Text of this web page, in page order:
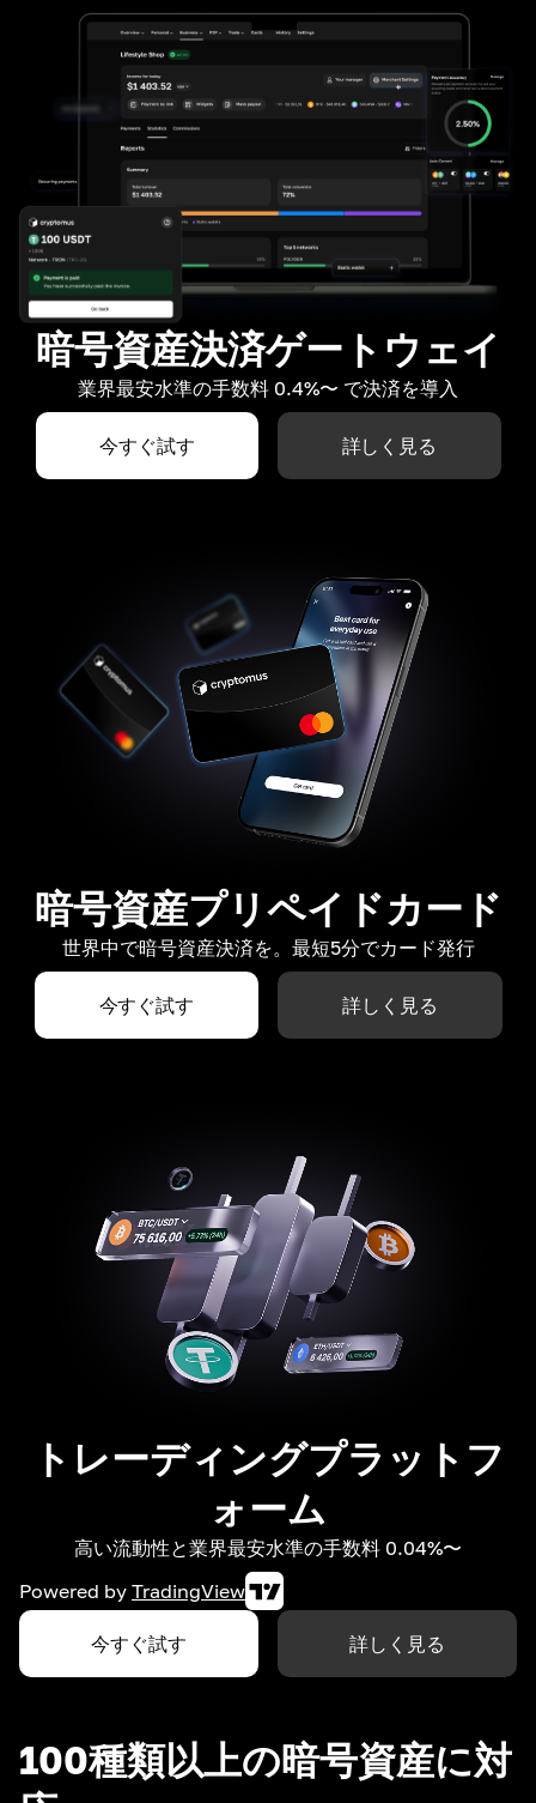
暗号資産決済ゲートウェイ
業界最安水準の手数料 0.4%〜 で決済を導入
今すぐ試す 詳しく見る
暗号資産プリペイドカード
世界中で暗号資産決済を。最短5分でカード発行
今すぐ試す 詳しく見る
トレーディングプラットフ
ォーム
高い流動性と業界最安水準の手数料 0.04%〜
Powered by TradingView
今すぐ試す 詳しく見る
100種類以上の暗号資産に対